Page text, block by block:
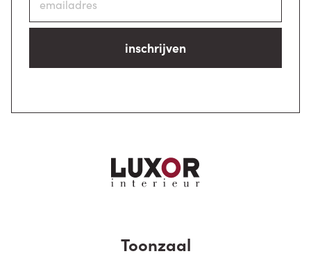
inschrijven
Toonzaal